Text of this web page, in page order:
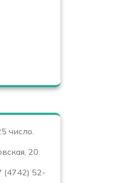
число.
20
(4742) 52-